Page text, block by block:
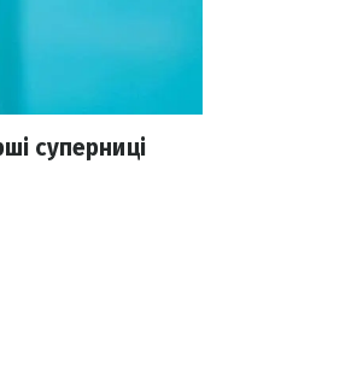
суперниці